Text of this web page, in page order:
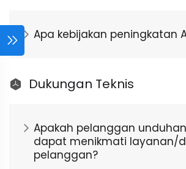
Apa kebijakan peningkatan
Dukungan Teknis
Apakah pelanggan
dapat menikmati layanan/
pelanggan?